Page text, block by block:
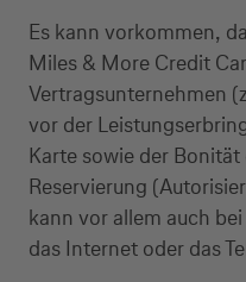
Kreditkarte empfehlen
Kreditkarten-Banking
Es kann vorkommen,
Miles & More Credit
Vertragsunternehmen
vor der
Karte sowie der
Reservierung
kann vor allem auch
das Internet oder das